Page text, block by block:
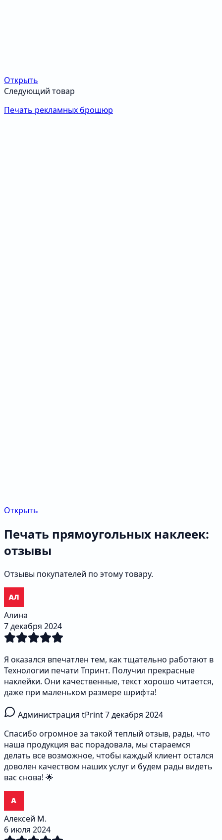
Открыть
Следующий товар
Печать рекламных брошюр
Открыть
Печать прямоугольных наклеек:
отзывы
Отзывы покупателей по этому товару.
Алина
7 декабря 2024
Я оказался впечатлен тем, как тщательно работают в
Технологии печати Тпринт. Получил прекрасные
наклейки. Они качественные, текст хорошо читается,
даже при маленьком размере шрифта!
Администрация tPrint7 декабря 2024
Спасибо огромное за такой теплый отзыв, рады, что
наша продукция вас порадовала, мы стараемся
делать все возможное, чтобы каждый клиент остался
доволен качеством наших услуг и будем рады видеть
вас снова! 🌟
Алексей М.
6 июля 2024